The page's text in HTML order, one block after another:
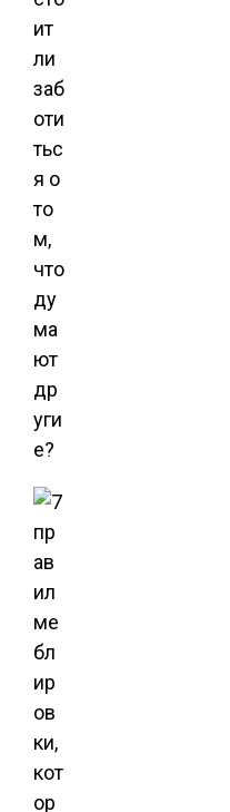
ит
ли
заб
оти
тьс
я о
то
м,
что
ду
ма
ют
др
уги
е?